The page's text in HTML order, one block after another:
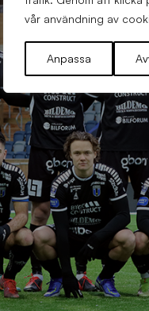
vår användning av
Anpassa